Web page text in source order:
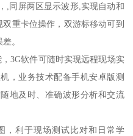
,同屏两区显示波形,实现自动和
重卡位操作，双游标移动可到
。
3G软件可随时实现远程现场实
，业务技术配备手机安卓版测
地及时、准确波形分析和交流
利于现场测试比对和日常学